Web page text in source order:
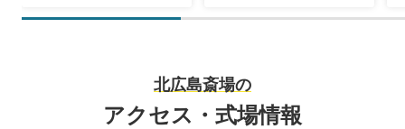
北広島斎場の
アクセス・式場情報